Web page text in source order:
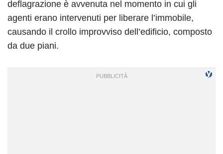
deflagrazione è avvenuta nel momento in cui gli
agenti erano intervenuti per liberare l’immobile,
causando il crollo improvviso dell’edificio, composto
da due piani.